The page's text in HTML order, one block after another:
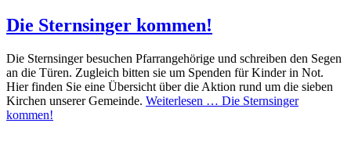
Die Sternsinger kommen!
Die Sternsinger besuchen Pfarrangehörige und schreiben den Segen
an die Türen. Zugleich bitten sie um Spenden für Kinder in Not.
Hier finden Sie eine Übersicht über die Aktion rund um die sieben
Kirchen unserer Gemeinde. Weiterlesen … Die Sternsinger
kommen!